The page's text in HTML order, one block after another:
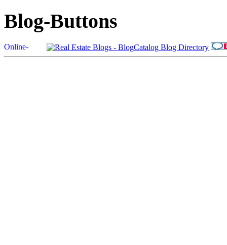
Blog-Buttons